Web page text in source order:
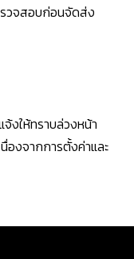
วจสอบก่อนจัดส่ง
งให้ทราบล่วงหน้า
องจากการตั้งค่าและ